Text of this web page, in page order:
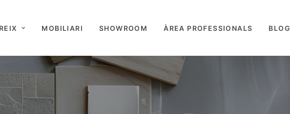
MOBILIARI SHOWROOM ÀREA PROFESSIONALS BLOG